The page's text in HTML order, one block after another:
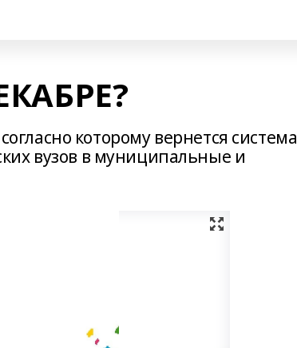
которому вернется система
вузов в муниципальные и